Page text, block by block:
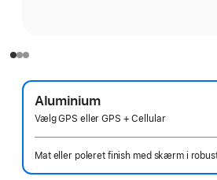
Aluminium
Vælg GPS eller GPS + Cellular
Mat eller poleret finish med skærm i